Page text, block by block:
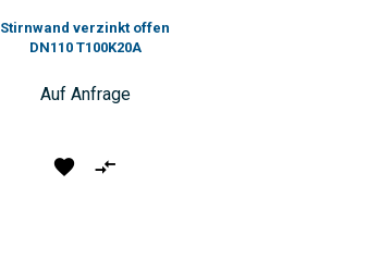
Stirnwand verzinkt offen
DN110 T100K20A
Auf Anfrage
Produkt